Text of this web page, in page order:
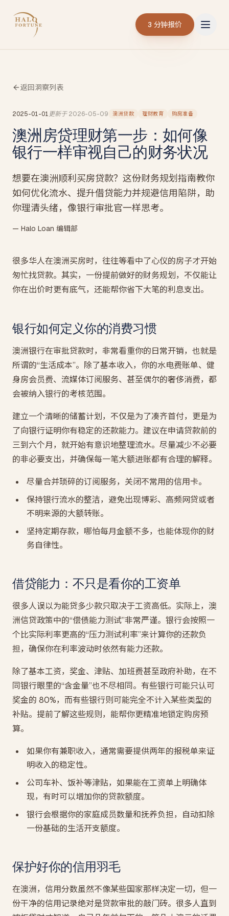
3 分钟报价
返回洞察列表
2025-01-01更新于 2026-05-09 澳洲贷款 理财教育 购房准备
澳洲房贷理财第一步：如何像
银行一样审视自己的财务状况
想要在澳洲顺利买房贷款？这份财务规划指南教你
如何优化流水、提升借贷能力并规避信用陷阱，助
你理清头绪，像银行审批官一样思考。
— Halo Loan 编辑部
很多华人在澳洲买房时，往往等看中了心仪的房子才开始
匆忙找贷款。其实，一份提前做好的财务规划，不仅能让
你在出价时更有底气，还能帮你省下大笔的利息支出。
银行如何定义你的消费习惯
澳洲银行在审批贷款时，非常看重你的日常开销，也就是
所谓的“生活成本”。除了基本收入，你的水电费账单、健
身房会员费、流媒体订阅服务、甚至偶尔的奢侈消费，都
会被纳入银行的考核范围。
建立一个清晰的储蓄计划，不仅是为了凑齐首付，更是为
了向银行证明你有稳定的还款能力。建议在申请贷款前的
三到六个月，就开始有意识地整理流水。尽量减少不必要
的非必要支出，并确保每一笔大额进账都有合理的解释。
尽量合并琐碎的订阅服务，关闭不常用的信用卡。
保持银行流水的整洁，避免出现博彩、高频网贷或者
不明来源的大额转账。
坚持定期存款，哪怕每月金额不多，也能体现你的财
务自律性。
借贷能力：不只是看你的工资单
很多人误以为能贷多少款只取决于工资高低。实际上，澳
洲信贷政策中的“偿债能力测试”非常严谨。银行会按照一
个比实际利率更高的“压力测试利率”来计算你的还款负
担，确保你在利率波动时依然有能力还款。
除了基本工资，奖金、津贴、加班费甚至政府补助，在不
同银行眼里的“含金量”也不尽相同。有些银行可能只认可
奖金的 80%，而有些银行则可能完全不计入某些类型的
补贴。提前了解这些规则，能帮你更精准地锁定购房预
算。
如果你有兼职收入，通常需要提供两年的报税单来证
明收入的稳定性。
公司车补、饭补等津贴，如果能在工资单上明确体
现，有时可以增加你的贷款额度。
银行会根据你的家庭成员数量和抚养负担，自动扣除
一份基础的生活开支额度。
保护好你的信用羽毛
在澳洲，信用分数虽然不像某些国家那样决定一切，但一
份干净的信用记录绝对是贷款审批的敲门砖。很多人直到